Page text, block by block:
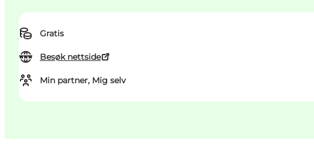
Gratis
Besøk nettside
Min partner, Mig selv